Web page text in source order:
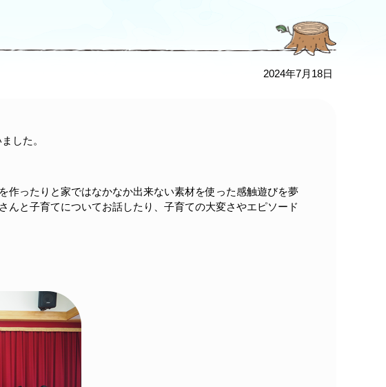
2024年7月18日
した。
ったりと家ではなかなか出来ない素材を使った感触遊びを夢
と子育てについてお話したり、子育ての大変さやエピソード